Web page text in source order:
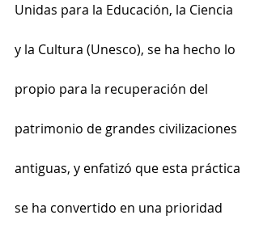
Unidas para la Educación, la Ciencia
y la Cultura (Unesco), se ha hecho lo
propio para la recuperación del
patrimonio de grandes civilizaciones
antiguas, y enfatizó que esta práctica
se ha convertido en una prioridad